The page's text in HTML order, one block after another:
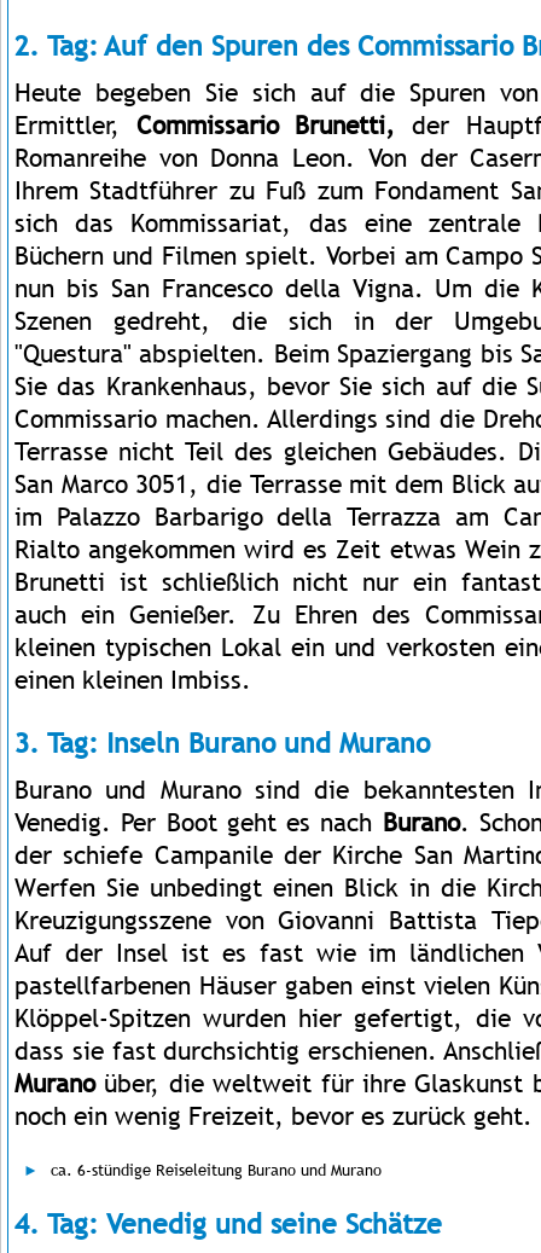
2. Tag: Auf den Spuren des Commissario
Heute begeben Sie sich auf die Spuren
Ermittler, Commissario Brunetti,der
Romanreihe von Donna Leon. Von der
Ihrem Stadtführer zu Fuß zum Fondament
sich das Kommissariat, das eine zentrale
Büchern und Filmen spielt. Vorbei am Campo
nun bis San Francesco della Vigna. Um die
Szenen gedreht, die sich in der
"Questura" abspielten. Beim Spaziergang bis
Sie das Krankenhaus, bevor Sie sich auf die
Commissario machen. Allerdings sind die
Terrasse nicht Teil des gleichen Gebäudes.
San Marco 3051, die Terrasse mit dem Blick
im Palazzo Barbarigo della Terrazza am
Rialto angekommen wird es Zeit etwas Wein
Brunetti ist schließlich nicht nur ein
auch ein Genießer. Zu Ehren des
kleinen typischen Lokal ein und verkosten
einen kleinen Imbiss.
3. Tag: Inseln Burano und Murano
Burano und Murano sind die bekanntesten
Venedig. Per Boot geht es nach Burano.
der schiefe Campanile der Kirche San
Werfen Sie unbedingt einen Blick in die
Kreuzigungsszene von Giovanni Battista
Auf der Insel ist es fast wie im ländlichen
pastellfarbenen Häuser gaben einst vielen
Klöppel-Spitzen wurden hier gefertigt, die
dass sie fast durchsichtig erschienen.
Murano über, die weltweit für ihre Glaskunst
noch ein wenig Freizeit, bevor es zurück geht.
ca. 6-stündige Reiseleitung Burano und Murano
4. Tag: Venedig und seine Schätze